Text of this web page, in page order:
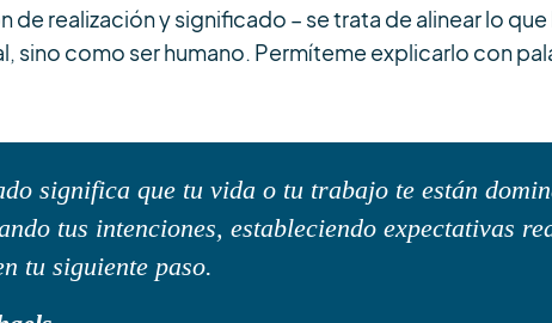
de realización y significado – se trata de alinear lo
sino como ser humano. Permíteme explicarlo con
significa que tu vida o tu trabajo te están
tus intenciones, estableciendo expectativas
tu siguiente paso.